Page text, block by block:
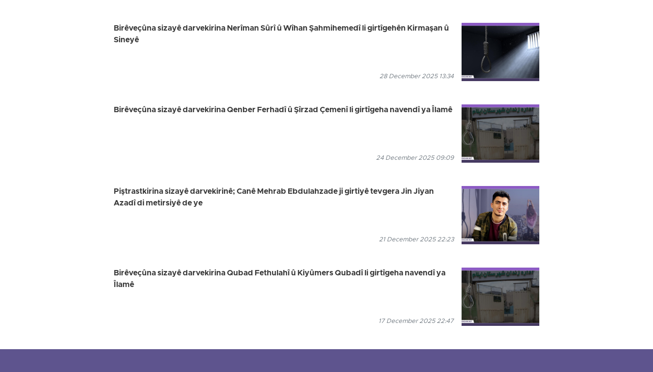
Birêveçûna sizayê darvekirina Nerîman Sûrî û Wîhan Şahmihemedî li girtîgehên Kirmaşan û
Sineyê
28 December 2025 13:34
Birêveçûna sizayê darvekirina Qenber Ferhadî û Şîrzad Çemenî li girtîgeha navendî ya Îlamê
24 December 2025 09:09
Piştrastkirina sizayê darvekirinê; Canê Mehrab Ebdulahzade ji girtiyê tevgera Jin Jiyan
Azadî di metirsiyê de ye
21 December 2025 22:23
Birêveçûna sizayê darvekirina Qubad Fethulahî û Kiyûmers Qubadî li girtîgeha navendî ya
Îlamê
17 December 2025 22:47